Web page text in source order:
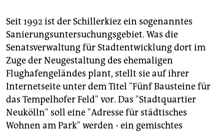
Seit 1992 ist der Schillerkiez ein sogenanntes
Sanierungsuntersuchungsgebiet. Was die
Senatsverwaltung für Stadtentwicklung dort im
Zuge der Neugestaltung des ehemaligen
Flughafengeländes plant, stellt sie auf ihrer
Internetseite unter dem Titel "Fünf Bausteine für
das Tempelhofer Feld" vor. Das "Stadtquartier
Neukölln" soll eine "Adresse für städtisches
Wohnen am Park" werden - ein gemischtes